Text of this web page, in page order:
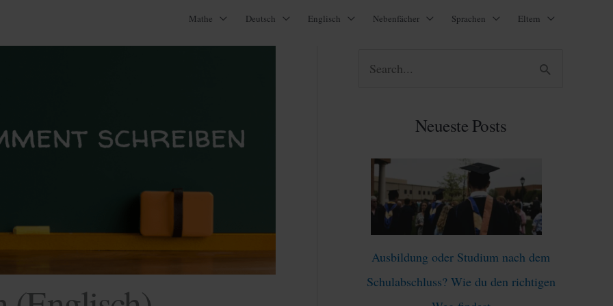
Mathe Deutsch Englisch Nebenfächer Sprachen Eltern
Neueste Posts
Ausbildung oder Studium nach dem
Schulabschluss? Wie du den richtigen